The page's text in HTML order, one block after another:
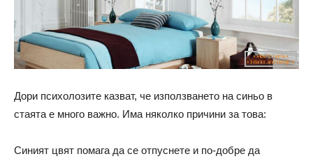
Дори психолозите казват, че използването на синьо в
стаята е много важно. Има няколко причини за това:
Синият цвят помага да се отпуснете и по-добре да